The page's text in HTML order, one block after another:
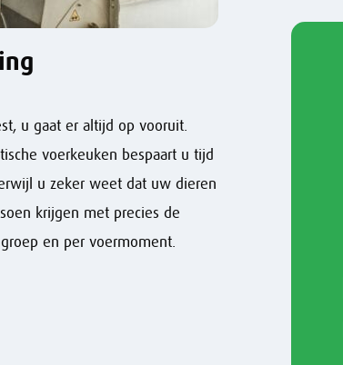
u gaat er altijd op vooruit.
voerkeuken bespaart u tijd
u zeker weet dat uw dieren
krijgen met precies de
en per voermoment.